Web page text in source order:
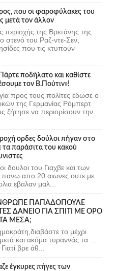
που οι φαροφύλακες του
μετά τον άλλον
περιοχής της Βρετάνης της
στενό του Ραζ-ντε-Σεν,
που τις κτυπούν
ποδήλατο και καθίστε
τον Β.Πούτιν»!
προς τους πολίτες έδωσε ο
της Γερμανίας Ρόμπερτ
ζήτησε να περιορίσουν την
ορδες δούλοι πήγαν στο
παράσιτα του κακού
δουλοι του Γιαχβε και των
απο 20 αιωνες ουτε με
εβαλαν μαλ...
ΠΑΠΑΔΟΠΟΥΛΕ
ΔΑΝΕΙΟ ΓΙΑ ΣΠΙΤΙ ΜΕ ΟΡΟ
ΜΕΣΑ;
το μέχρι
και ακόμα τυραννάς τα ....
βρε άθ...
έγκυρες πήγες των